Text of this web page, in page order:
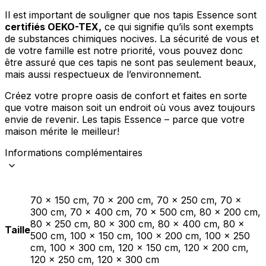
Il est important de souligner que nos tapis Essence sont
certifiés OEKO-TEX, ce qui signifie qu’ils sont exempts
de substances chimiques nocives. La sécurité de vous et
de votre famille est notre priorité, vous pouvez donc
être assuré que ces tapis ne sont pas seulement beaux,
mais aussi respectueux de l’environnement.
Créez votre propre oasis de confort et faites en sorte
que votre maison soit un endroit où vous avez toujours
envie de revenir. Les tapis Essence – parce que votre
maison mérite le meilleur!
Informations complémentaires
Taille
70 x 150 cm, 70 x 200 cm, 70 x 250 cm, 70 x
300 cm, 70 x 400 cm, 70 x 500 cm, 80 x 200 cm,
80 x 250 cm, 80 x 300 cm, 80 x 400 cm, 80 x
500 cm, 100 x 150 cm, 100 x 200 cm, 100 x 250
cm, 100 x 300 cm, 120 x 150 cm, 120 x 200 cm,
120 x 250 cm, 120 x 300 cm